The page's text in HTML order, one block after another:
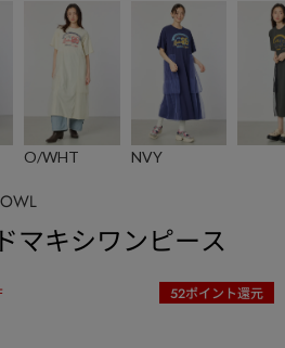
O/WHT NVY
マキシワンピース
52ポイント還元